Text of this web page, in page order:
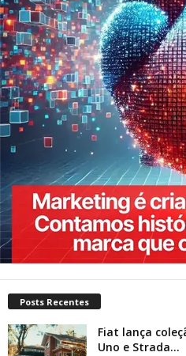
Posts Recentes
Fiat lança
Uno e Strada...